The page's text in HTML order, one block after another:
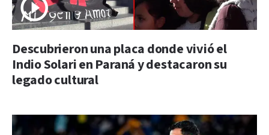
Descubrieron una placa donde vivió el
Indio Solari en Paraná y destacaron su
legado cultural